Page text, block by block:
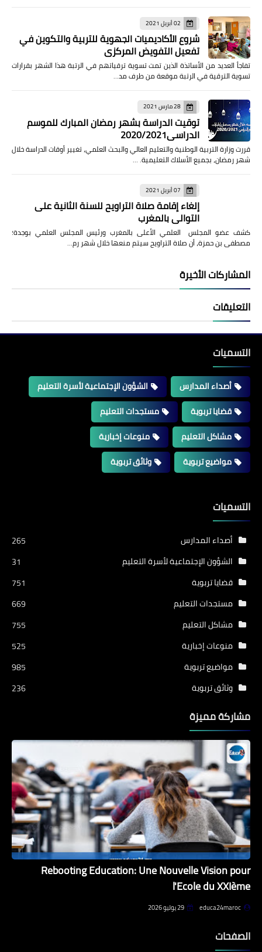
02 أبريل 2021
شروع الأكاديميات الجهوية للتربية والتكوين في
تفعيل التفويض المركزي
تفاجأ العديد من الأساتذة الذين تمت تسوية ترقياتهم في الرتبة هذا الشهر بقرارات
تسوية الترقية في الرتبة موقعة من طرف مد…
28 مارس 2021
توقيت الدراسة بشهر رمضان المبارك للموسم
الدراسي2020/2021
قررت وزارة التربية الوطنية والتعليم العالي والبحث العلمي، تغيير أوقات الدراسة خلال
شهر رمضان، بجميع الأسلاك التعليمية. …
07 أبريل 2021
إلغاء إقامة صلاة التراويح للسنة الثانية على
التوالي بالمغرب
كشف عضو المجلس العلمي الأعلى بالمغرب ورئيس المجلس العلمي بوجدة؛
مصطفى بن حمزة، أن صلاة التراويح سيتم منعها خلال شهر رم…
المشاركات الأخيرة
التعليقات
التسميات
أصداء المدارس
الشؤون الإجتماعية لأسرة التعليم
قضايا تربوية
مستجدات التعليم
مشاكل التعليم
منوعات إخبارية
مواضيع تربوية
وثائق تربوية
التسميات
أصداء المدارس
265
الشؤون الإجتماعية لأسرة التعليم
31
قضايا تربوية
751
مستجدات التعليم
669
مشاكل التعليم
755
منوعات إخبارية
525
مواضيع تربوية
985
وثائق تربوية
236
مشاركة مميزة
Rebooting Education: Une Nouvelle Vision pour
l'Ecole du XXIème
educa24maroc 29 يوليو 2026
الصفحات